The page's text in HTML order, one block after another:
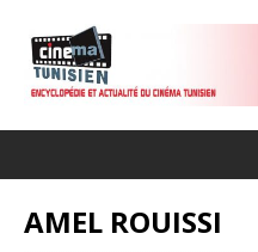
AMEL ROUISSI